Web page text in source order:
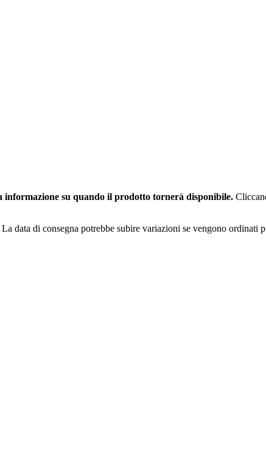
informazione su quando il prodotto tornerà disponibile.
data di consegna potrebbe subire variazioni se vengono ordinati